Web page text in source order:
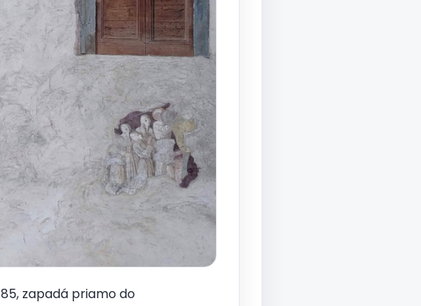
zapadá priamo do